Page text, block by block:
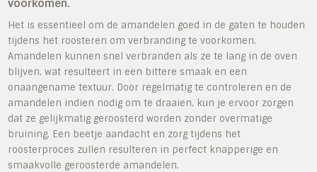
voorkomen.
Het is essentieel om de amandelen goed in de gaten te houden
tijdens het roosteren om verbranding te voorkomen.
Amandelen kunnen snel verbranden als ze te lang in de oven
blijven, wat resulteert in een bittere smaak en een
onaangename textuur. Door regelmatig te controleren en de
amandelen indien nodig om te draaien, kun je ervoor zorgen
dat ze gelijkmatig geroosterd worden zonder overmatige
bruining. Een beetje aandacht en zorg tijdens het
roosterproces zullen resulteren in perfect knapperige en
smaakvolle geroosterde amandelen.